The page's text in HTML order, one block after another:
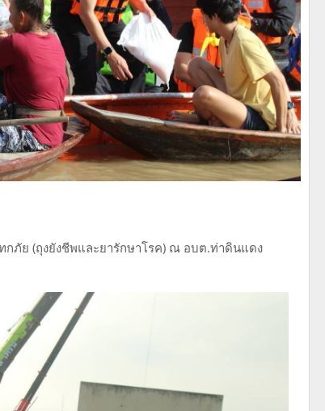
กภัย (ถุงยังชีพและยารักษาโรค) ณ อบต.ท่าดินแดง